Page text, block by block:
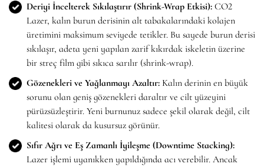
Deriyi İncelterek Sıkılaştırır (Shrink-Wrap Etkisi): CO2
Lazer, kalın burun derisinin alt tabakalarındaki kolajen
üretimini maksimum seviyede tetikler. Bu sayede burun derisi
sıkılaşır, adeta yeni yapılan zarif kıkırdak iskeletin üzerine
bir streç film gibi sıkıca sarılır (shrink-wrap).
Gözenekleri ve Yağlanmayı Azaltır: Kalın derinin en büyük
sorunu olan geniş gözenekleri daraltır ve cilt yüzeyini
pürüzsüzleştirir. Yeni burnunuz sadece şekil olarak değil, cilt
kalitesi olarak da kusursuz görünür.
Sıfır Ağrı ve Eş Zamanlı İyileşme (Downtime Stacking):
Lazer işlemi uyanıkken yapıldığında acı verebilir. Ancak